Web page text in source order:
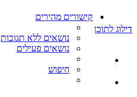
דילוג לתוכן
קישורים מהירים
נושאים ללא תגובות
נושאים פעילים
חיפוש